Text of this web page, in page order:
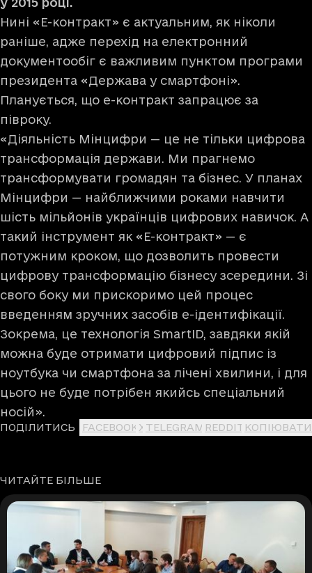
Нині «Е-контракт» є актуальним, як ніколи
раніше, адже перехід на електронний
документообіг є важливим пунктом програми
президента «Держава у смартфоні».
Планується, що е-контракт запрацює за
півроку.
«Діяльність Мінцифри — це не тільки цифрова
трансформація держави. Ми прагнемо
трансформувати громадян та бізнес. У планах
Мінцифри — найближчими роками навчити
шість мільйонів українців цифрових навичок. А
такий інструмент як «Е-контракт» — є
потужним кроком, що дозволить провести
цифрову трансформацію бізнесу зсередини. Зі
свого боку ми прискоримо цей процес
введенням зручних засобів е-ідентифікації.
Зокрема, це технологія SmartID, завдяки якій
можна буде отримати цифровий підпис із
ноутбука чи смартфона за лічені хвилини, і для
цього не буде потрібен якийсь спеціальний
носій».
ПОДІЛИТИСЬ FACEBOOK X TELEGRAM REDDIT КОПІЮВАТИ
ЧИТАЙТЕ БІЛЬШЕ